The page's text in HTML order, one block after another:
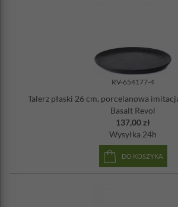
RV-654177-4
Talerz płaski 26 cm, porcelanowa
Basalt Revol
137,00 zł
Wysyłka 24h
DO KOSZYKA